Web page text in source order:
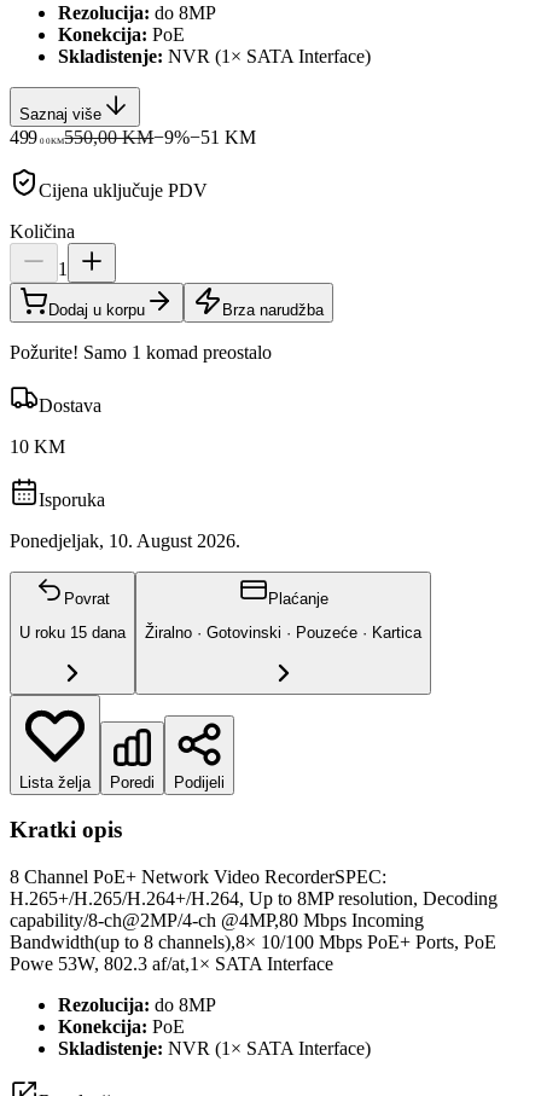
Rezolucija: do 8MP
Konekcija: PoE
Skladistenje: NVR (1× SATA Interface)
Saznaj više
499 00KM550,00 KM−9%−51 KM
Cijena uključuje PDV
Količina
1
Dodaj u korpu Brza narudžba
Požurite! Samo 1 komad preostalo
Dostava
10 KM
Isporuka
Ponedjeljak, 10. August 2026.
Povrat
U roku 15 dana
Plaćanje
Žiralno · Gotovinski · Pouzeće · Kartica
Lista želja Poredi Podijeli
Kratki opis
8 Channel PoE+ Network Video RecorderSPEC:
H.265+/H.265/H.264+/H.264, Up to 8MP resolution, Decoding
capability/8-ch@2MP/4-ch @4MP,80 Mbps Incoming
Bandwidth(up to 8 channels),8× 10/100 Mbps PoE+ Ports, PoE
Powe 53W, 802.3 af/at,1× SATA Interface
Rezolucija: do 8MP
Konekcija: PoE
Skladistenje: NVR (1× SATA Interface)